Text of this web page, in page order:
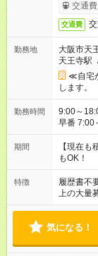
交通
交通費
勤務地
大阪市天
天王寺駅
≪自宅
します。
勤務時間
9:00～18:00（休憩60分
早番 7:00～
い」 「余
たくない」
の方へ 今
の勤務時
期間
【現在
もOK！
特徴 履歴書不
上の大量
気になる！